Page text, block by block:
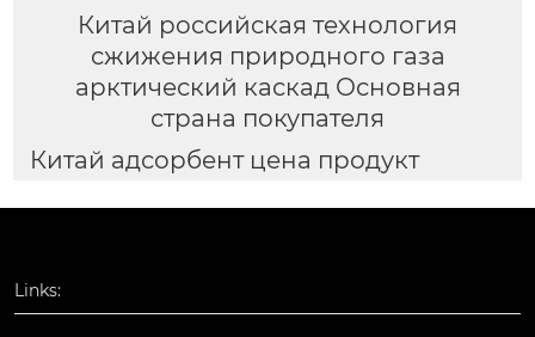
Китай российская технология
сжижения природного газа
арктический каскад Основная
страна покупателя
Китай адсорбент цена продукт
Links: